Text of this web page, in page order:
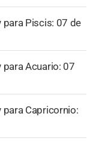
Piscis: 07 de
Acuario: 07
Capricornio: